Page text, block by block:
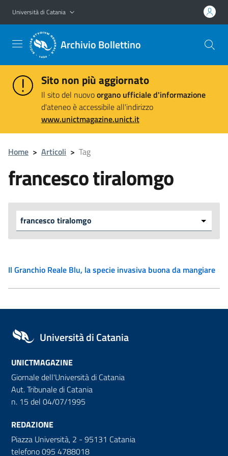
Vai al contenuto principale
Vai al menu di navigazione
Università di Catania
Archivio Bollettino
Sito non più aggiornato
Il sito del nuovoorgano ufficiale d'informazione
d'ateneo è accessibile all'indirizzo
www.unictmagazine.unict.it
Home > Articoli > Tag
francesco tiralomgo
Il Granchio Reale Blu, la specie invasiva buona da mangiare
Università di Catania
UNICTMAGAZINE
Giornale dell'Università di Catania
Aut. Tribunale di Catania
n. 15 del 04/07/1995
REDAZIONE
Piazza Università, 2 - 95131 Catania
telefono 095 4788018